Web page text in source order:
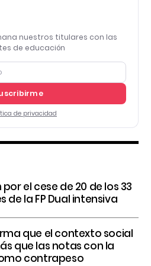
nuestros titulares con las
de educación
de privacidad
el cese de 20 de los 33
de la FP Dual intensiva
que el contexto social
que las notas con la
contrapeso